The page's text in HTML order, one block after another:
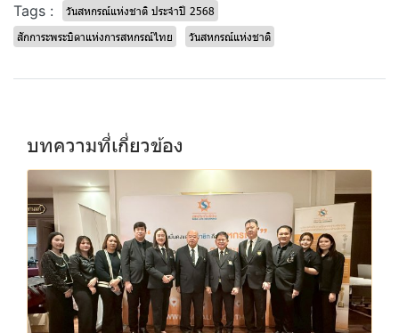
Tags :
วันสหกรณ์แห่งชาติ ประจำปี 2568
สักการะพระบิดาแห่งการสหกรณ์ไทย
วันสหกรณ์แห่งชาติ
บทความที่เกี่ยวข้อง